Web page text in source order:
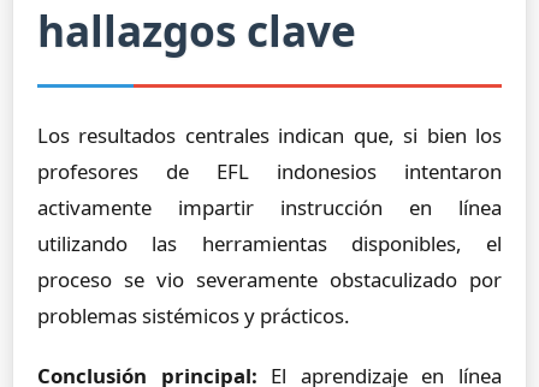
hallazgos clave
Los resultados centrales indican que, si bien los
profesores de EFL indonesios intentaron
activamente impartir instrucción en línea
utilizando las herramientas disponibles, el
proceso se vio severamente obstaculizado por
problemas sistémicos y prácticos.
Conclusión principal: El aprendizaje en línea